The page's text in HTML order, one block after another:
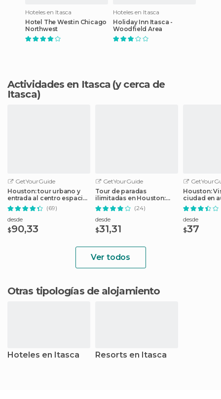
Hoteles en Itasca
Hotel The Westin Chicago
Northwest
Hoteles en Itasca
Holiday Inn Itasca -
Woodfield Area
Actividades en Itasca (y cerca de
Itasca)
GetYourGuide
Houston: tour urbano y
entrada al centro espacial
de la NASA
(69)
desde
$90,33
GetYourGuide
Tour de paradas
ilimitadas en Houston:
pase de 2 días(24)
desde
$31,31
Houston:
ciudad en
desde
$37
Ver todos
Otras tipologías de alojamiento
Hoteles en Itasca Resorts en Itasca